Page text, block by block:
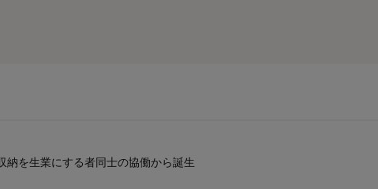
を生業にする者同士の協働から誕生